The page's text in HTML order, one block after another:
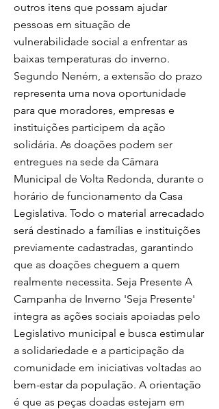
outros itens que possam ajudar
pessoas em situação de
vulnerabilidade social a enfrentar as
baixas temperaturas do inverno.
Segundo Neném, a extensão do prazo
representa uma nova oportunidade
para que moradores, empresas e
instituições participem da ação
solidária. As doações podem ser
entregues na sede da Câmara
Municipal de Volta Redonda, durante o
horário de funcionamento da Casa
Legislativa. Todo o material arrecadado
será destinado a famílias e instituições
previamente cadastradas, garantindo
que as doações cheguem a quem
realmente necessita. Seja Presente A
Campanha de Inverno 'Seja Presente'
integra as ações sociais apoiadas pelo
Legislativo municipal e busca estimular
a solidariedade e a participação da
comunidade em iniciativas voltadas ao
bem-estar da população. A orientação
é que as peças doadas estejam em